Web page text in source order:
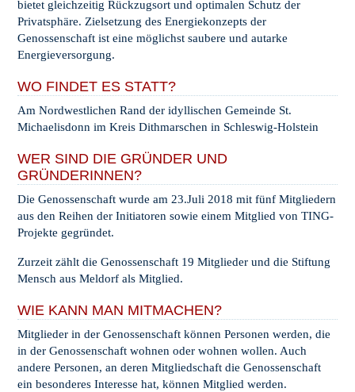
bietet gleichzeitig Rückzugsort und optimalen Schutz der
Privatsphäre. Zielsetzung des Energiekonzepts der
Genossenschaft ist eine möglichst saubere und autarke
Energieversorgung.
WO FINDET ES STATT?
Am Nordwestlichen Rand der idyllischen Gemeinde St.
Michaelisdonn im Kreis Dithmarschen in Schleswig-Holstein
WER SIND DIE GRÜNDER UND
GRÜNDERINNEN?
Die Genossenschaft wurde am 23.Juli 2018 mit fünf Mitgliedern
aus den Reihen der Initiatoren sowie einem Mitglied von TING-
Projekte gegründet.
Zurzeit zählt die Genossenschaft 19 Mitglieder und die Stiftung
Mensch aus Meldorf als Mitglied.
WIE KANN MAN MITMACHEN?
Mitglieder in der Genossenschaft können Personen werden, die
in der Genossenschaft wohnen oder wohnen wollen. Auch
andere Personen, an deren Mitgliedschaft die Genossenschaft
ein besonderes Interesse hat, können Mitglied werden.